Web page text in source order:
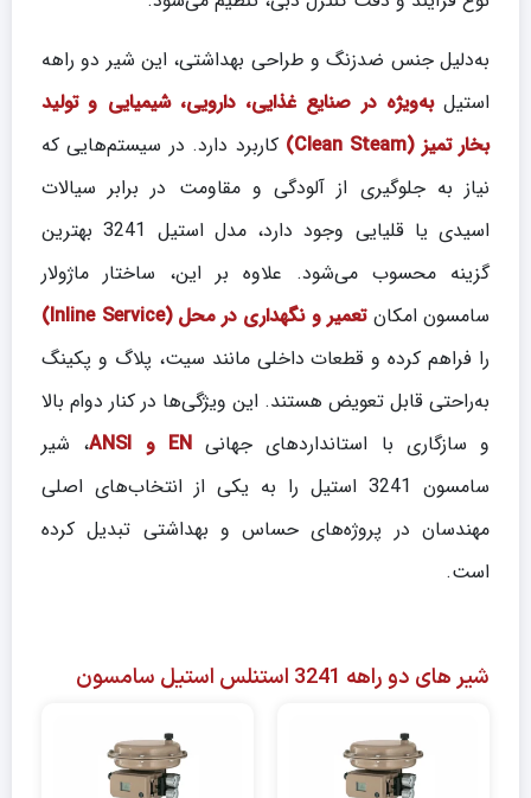
به‌دلیل جنس ضدزنگ و طراحی بهداشتی، این شیر دو راهه
استیلبه‌ویژه در صنایع غذایی، دارویی، شیمیایی و تولید
بخار تمیز (Clean Steam)
کاربرد دارد. در سیستم‌هایی که
نیاز به جلوگیری از آلودگی و مقاومت در برابر سیالات
اسیدی یا قلیایی وجود دارد، مدل استیل 3241 بهترین
گزینه محسوب می‌شود. علاوه بر این، ساختار ماژولار
سامسون امکانتعمیر و نگهداری در محل (Inline Service)
را فراهم کرده و قطعات داخلی مانند سیت، پلاگ و پکینگ
به‌راحتی قابل تعویض هستند. این ویژگی‌ها در کنار دوام بالا
و سازگاری با استانداردهای جهانیEN و ANSI
، شیر
سامسون 3241 استیل را به یکی از انتخاب‌های اصلی
مهندسان در پروژه‌های حساس و بهداشتی تبدیل کرده
است.
شیر های دو راهه 3241 استنلس استیل سامسون